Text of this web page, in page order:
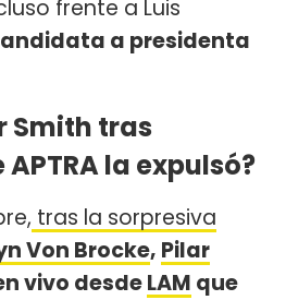
frente a Luis
a presidenta
Smith tras
la expulsó?
tras la sorpresiva
Von Brocke, Pilar
vivo desdeLAM que